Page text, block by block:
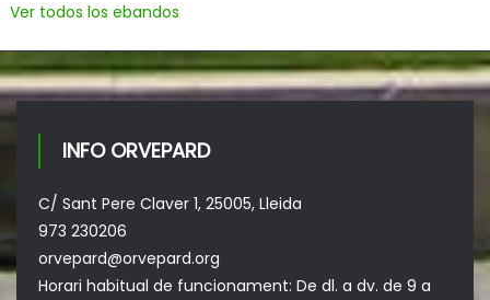
Ver todos los ebandos
INFO ORVEPARD
C/ Sant Pere Claver 1, 25005, Lleida
973 230206
orvepard@orvepard.org
Horari habitual de funcionament: De dl. a dv. de 9 a